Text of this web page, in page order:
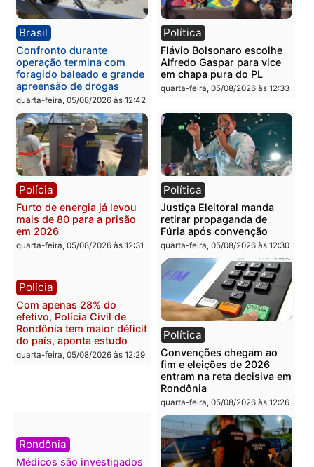
Política
Violência domina o debate
eleitoral e segurança vira
principal arma dos
candidatos ao Governo de
Rondônia
quarta-feira, 05/08/2026 às 12:48
Polícia
O dinheiro do crime: PF
apreende R$ 2 milhões
Porto Velho e expõe
lavagem
quarta-feira, 05/08/2026 às
Brasil
Confronto durante
apreensão de drogas
quarta-feira, 05/08/2026 às 12:42
Política
Flávio Bolsonaro escolhe
Alfredo Gaspar para vice
em chapa pura do PL
quarta-feira, 05/08/2026 às
mais de 80 para a prisão
em 2026
Política
Justiça Eleitoral manda
retirar propaganda de
Fúria após convenção